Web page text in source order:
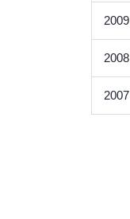
2009
2008
2007